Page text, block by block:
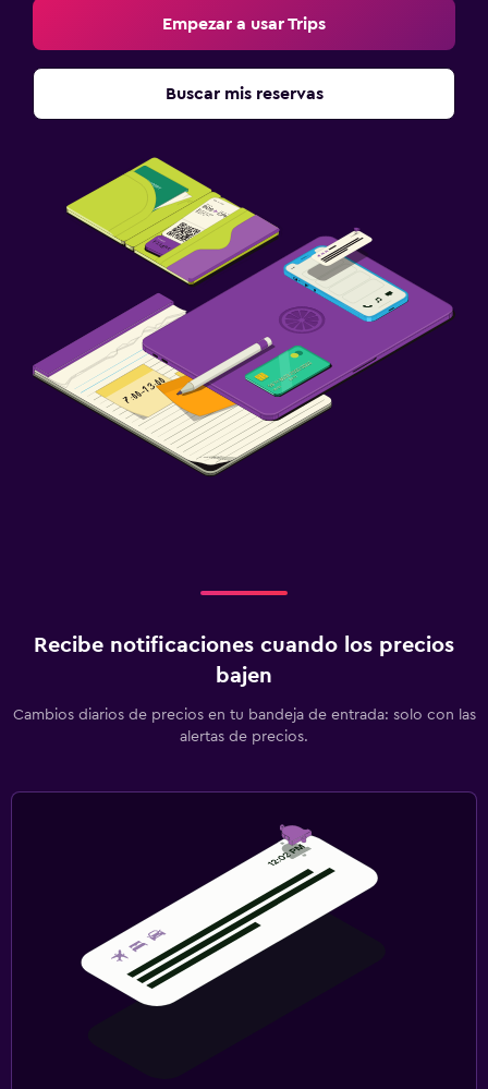
Empezar a usar Trips
Buscar mis reservas
Recibe notificaciones cuando los precios
bajen
Cambios diarios de precios en tu bandeja de entrada: solo con las
alertas de precios.